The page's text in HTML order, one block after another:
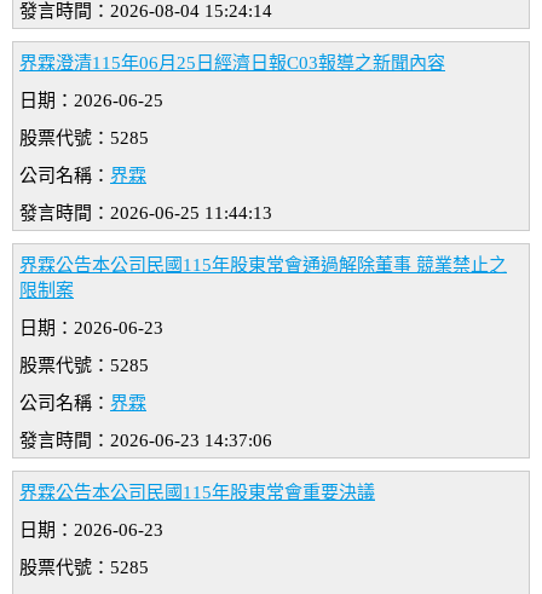
發言時間：2026-08-04 15:24:14
界霖澄清115年06月25日經濟日報C03報導之新聞內容
日期：2026-06-25
股票代號：5285
公司名稱： 界霖
發言時間：2026-06-25 11:44:13
界霖公告本公司民國115年股東常會通過解除董事 競業禁止之
限制案
日期：2026-06-23
股票代號：5285
公司名稱： 界霖
發言時間：2026-06-23 14:37:06
界霖公告本公司民國115年股東常會重要決議
日期：2026-06-23
股票代號：5285